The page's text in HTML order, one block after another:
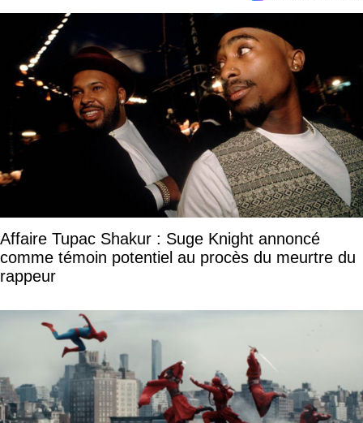
Affaire Tupac Shakur : Suge Knight annoncé
comme témoin potentiel au procès du meurtre du
rappeur